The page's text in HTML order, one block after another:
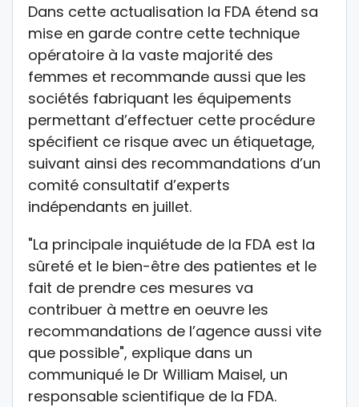
Dans cette actualisation la FDA étend sa
mise en garde contre cette technique
opératoire à la vaste majorité des
femmes et recommande aussi que les
sociétés fabriquant les équipements
permettant d’effectuer cette procédure
spécifient ce risque avec un étiquetage,
suivant ainsi des recommandations d’un
comité consultatif d’experts
indépendants en juillet.
"La principale inquiétude de la FDA est la
sûreté et le bien-être des patientes et le
fait de prendre ces mesures va
contribuer à mettre en oeuvre les
recommandations de l’agence aussi vite
que possible", explique dans un
communiqué le Dr William Maisel, un
responsable scientifique de la FDA.